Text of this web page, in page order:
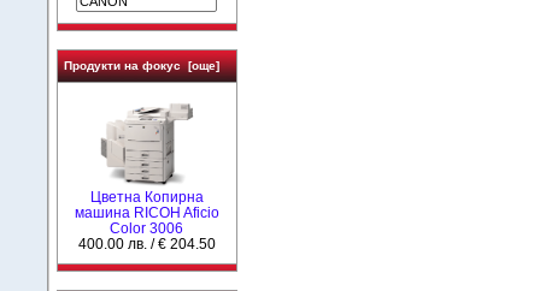
Продукти на фокус [още]
Цветна Копирна
машина RICOH Aficio
Color 3006
400.00 лв. / € 204.50